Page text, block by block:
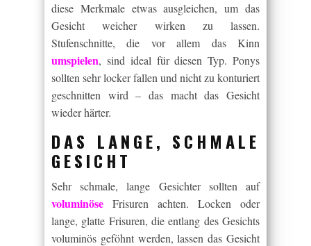
diese Merkmale etwas ausgleichen, um das
Gesicht weicher wirken zu lassen.
Stufenschnitte, die vor allem das Kinn
umspielen, sind ideal für diesen Typ. Ponys
sollten sehr locker fallen und nicht zu konturiert
geschnitten wird – das macht das Gesicht
wieder härter.
DAS LANGE, SCHMALE
GESICHT
Sehr schmale, lange Gesichter sollten auf
voluminöse Frisuren achten. Locken oder
lange, glatte Frisuren, die entlang des Gesichts
voluminös geföhnt werden, lassen das Gesicht